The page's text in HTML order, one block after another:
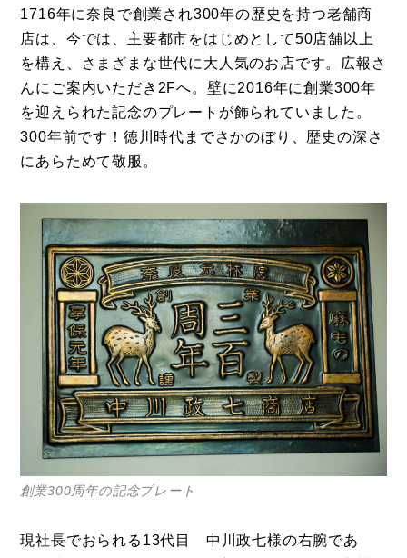
1716年に奈良で創業され300年の歴史を持つ老舗商
店は、今では、主要都市をはじめとして50店舗以上
を構え、さまざまな世代に大人気のお店です。広報さ
んにご案内いただき2Fへ。壁に2016年に創業300年
を迎えられた記念のプレートが飾られていました。
300年前です！徳川時代までさかのぼり、歴史の深さ
にあらためて敬服。
創業300周年の記念プレート
現社長でおられる13代目 中川政七様の右腕であ